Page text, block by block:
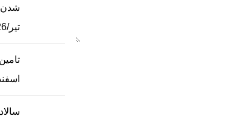
شدن
تیر/26 / 1405
اسفند/19 /